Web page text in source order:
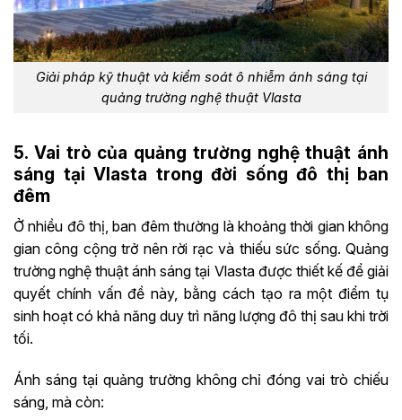
Giải pháp kỹ thuật và kiểm soát ô nhiễm ánh sáng tại
quảng trường nghệ thuật Vlasta
5. Vai trò của quảng trường nghệ thuật ánh
sáng tại Vlasta trong đời sống đô thị ban
đêm
Ở nhiều đô thị, ban đêm thường là khoảng thời gian không
gian công cộng trở nên rời rạc và thiếu sức sống. Quảng
trường nghệ thuật ánh sáng tại Vlasta được thiết kế để giải
quyết chính vấn đề này, bằng cách tạo ra một điểm tụ
sinh hoạt có khả năng duy trì năng lượng đô thị sau khi trời
tối.
Ánh sáng tại quảng trường không chỉ đóng vai trò chiếu
sáng, mà còn: